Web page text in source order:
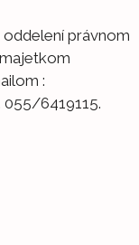
oddelení právnom
:
055/6419115.